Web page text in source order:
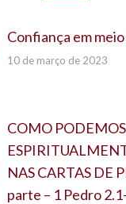
Confiança em
10 de março de 2023
COMO PODEMOS
NAS CARTAS DE
parte – 1 Pedro